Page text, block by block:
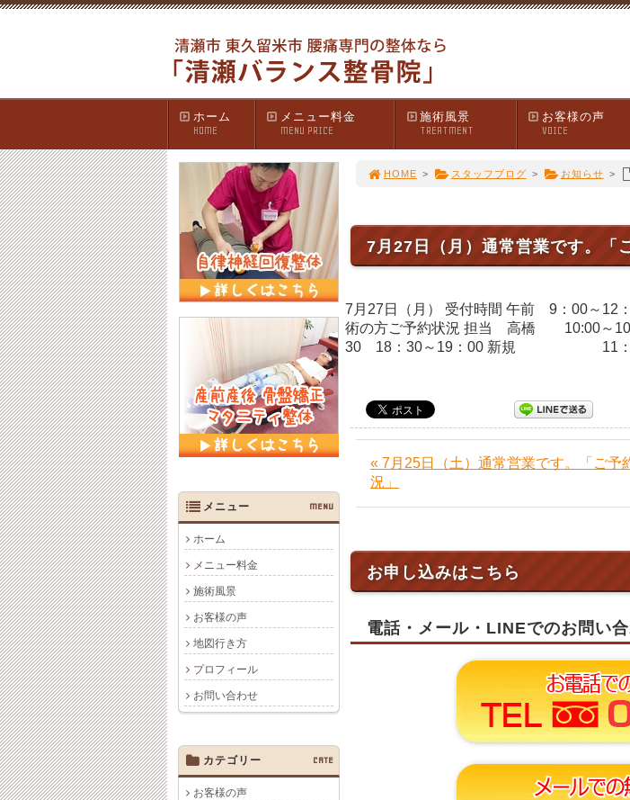
ホーム
HOME
メニュー料金
MENU PRICE
施術風景
TREATMENT
お客様の声
VOICE
HOME > スタッフブログ > お知らせ >
7月27日（月）通常営業です。「
7月27日（月） 受付時間 午前 9：00～12
術の方ご予約状況 担当 高橋
30 18：30～19：00 新規 11：30～
« 7月25日（土）通常営業です。「ご予
況」
お申し込みはこちら
電話・メール・LINEでのお問い
メニュー MENU
ホーム
メニュー料金
施術風景
お客様の声
地図行き方
プロフィール
お問い合わせ
カテゴリー CATE
お客様の声